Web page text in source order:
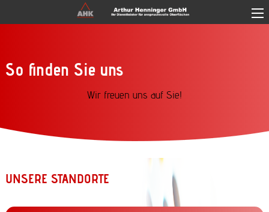
So finden Sie uns
Wir freuen uns auf Sie!
UNSERE STANDORTE